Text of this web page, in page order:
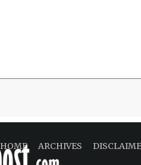
HOME ARCHIVES